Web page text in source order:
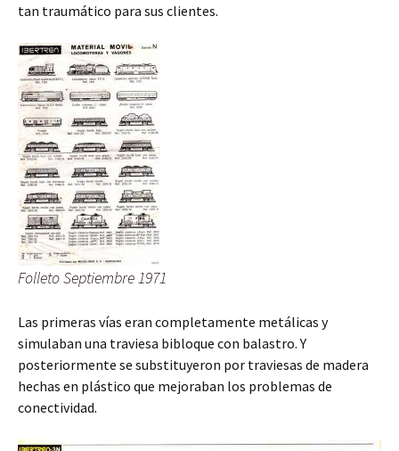
tan traumático para sus clientes.
Folleto Septiembre 1971
Las primeras vías eran completamente metálicas y
simulaban una traviesa bibloque con balastro. Y
posteriormente se substituyeron por traviesas de madera
hechas en plástico que mejoraban los problemas de
conectividad.